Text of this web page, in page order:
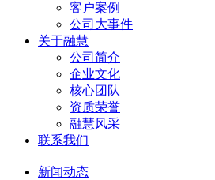
客户案例
公司大事件
关于融慧
公司简介
企业文化
核心团队
资质荣誉
融慧风采
联系我们
新闻动态